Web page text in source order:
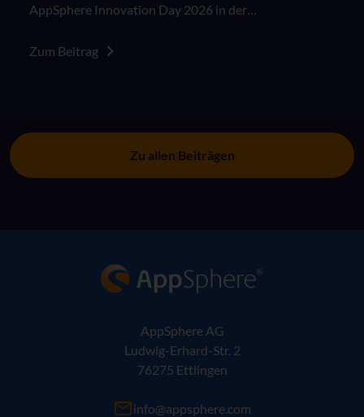
AppSphere Innovation Day 2026 in der
der Arbeitswelt: Besser als das Original?".
Zum Beitrag
Zu allen Beiträgen
AppSphere IT-Lösungsanbieter
AppSphere AG
Ludwig-Erhard-Str. 2
76275 Ettlingen
info@appsphere.com